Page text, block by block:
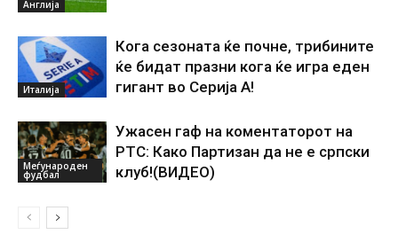
Англија
Италија
Кога сезоната ќе почне, трибините
ќе бидат празни кога ќе игра еден
гигант во Серија А!
Меѓународен
фудбал
Ужасен гаф на коментаторот на
РТС: Како Партизан да не е српски
клуб!(ВИДЕО)